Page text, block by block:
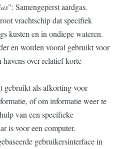
": Samengeperst aardgas.
vrachtschip dat specifiek
kusten en in ondiepe wateren.
en worden vooral gebruikt voor
havens over relatief korte
gebruikt als afkorting voor
of om informatie weer te
van een specifieke
is voor een computer.
gebruikersinterface in